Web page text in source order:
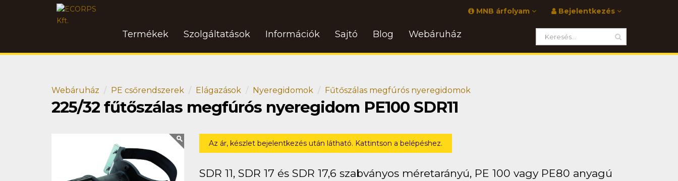
Bejelentkezés
MNB árfolyam
Termékek Szolgáltatások Információk Sajtó Blog Webáruház
Webáruház PE csőrendszerek Elágazások Nyeregidomok Fűtőszálas megfúrós nyeregidomok
225/32 fűtőszálas megfúrós nyeregidom PE100 SDR11
Az ár, készlet bejelentkezés után látható. Kattintson a belépéshez.
SDR 11, SDR 17 és SDR 17,6 szabványos méretarányú, PE 100 vagy PE80 anyagú